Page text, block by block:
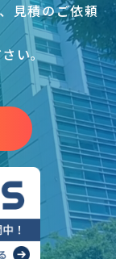
見積のご依頼
い｡